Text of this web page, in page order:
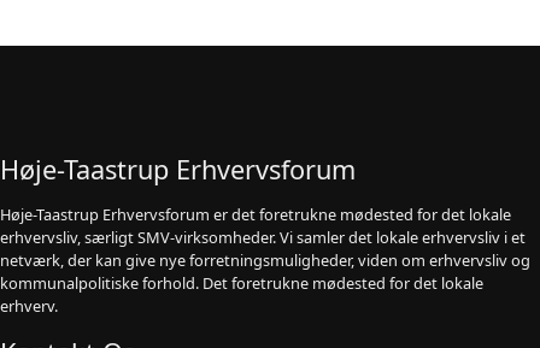
Høje-Taastrup Erhvervsforum
Høje-Taastrup Erhvervsforum er det foretrukne mødested for det lokale
erhvervsliv, særligt SMV-virksomheder. Vi samler det lokale erhvervsliv i et
netværk, der kan give nye forretningsmuligheder, viden om erhvervsliv og
kommunalpolitiske forhold. Det foretrukne mødested for det lokale
erhverv.